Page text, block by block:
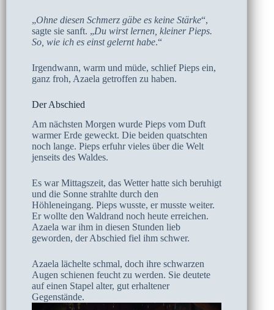
„Ohne diesen Schmerz gäbe es keine Stärke“,
sagte sie sanft. „Du wirst lernen, kleiner Pieps.
So, wie ich es einst gelernt habe.“
Irgendwann, warm und müde, schlief Pieps ein,
ganz froh, Azaela getroffen zu haben.
Der Abschied
Am nächsten Morgen wurde Pieps vom Duft
warmer Erde geweckt. Die beiden quatschten
noch lange. Pieps erfuhr vieles über die Welt
jenseits des Waldes.
Es war Mittagszeit, das Wetter hatte sich beruhigt
und die Sonne strahlte durch den
Höhleneingang. Pieps wusste, er musste weiter.
Er wollte den Waldrand noch heute erreichen.
Azaela war ihm in diesen Stunden lieb
geworden, der Abschied fiel ihm schwer.
Azaela lächelte schmal, doch ihre schwarzen
Augen schienen feucht zu werden. Sie deutete
auf einen Stapel alter, gut erhaltener
Gegenstände.